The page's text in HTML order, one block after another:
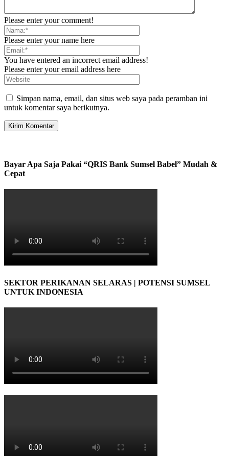
Please enter your comment!
Please enter your name here
You have entered an incorrect email address!
Please enter your email address here
Simpan nama, email, dan situs web saya pada peramban ini
untuk komentar saya berikutnya.
Bayar Apa Saja Pakai “QRIS Bank Sumsel Babel” Mudah &
Cepat
SEKTOR PERIKANAN SELARAS | POTENSI SUMSEL
UNTUK INDONESIA